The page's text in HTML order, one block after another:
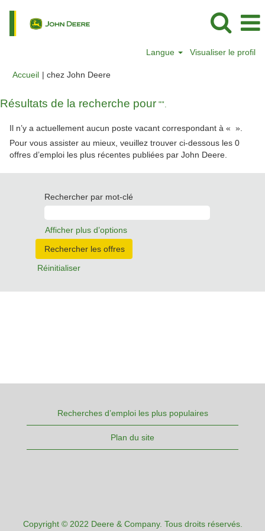
Langue Visualiser le profil
Accueil | chez John Deere(page
Résultats de la recherche pour "".
Il n’y a actuellement aucun poste vacant correspondant à « ».
Pour vous assister au mieux, veuillez trouver ci-dessous les 0
offres d’emploi les plus récentes publiées par John Deere.
Rechercher par mot-clé
Afficher plus d’options
Réinitialiser
Recherches d’emploi les plus populaires
Plan du site
Copyright © 2022 Deere & Company. Tous droits réservés.